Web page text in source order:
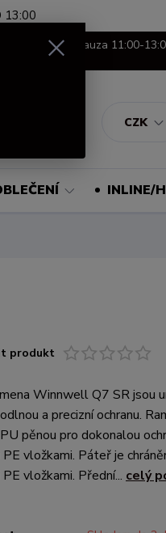
13:00
CZK
Pá, 8:00-16:00 pauza 11:00-
INLINE/
produkt
Winnwell Q7 SR jsou
a precizní ochranu.
pěnou pro dokonalou
PE vložkami. Páteř je
vložkami. Přední... celý